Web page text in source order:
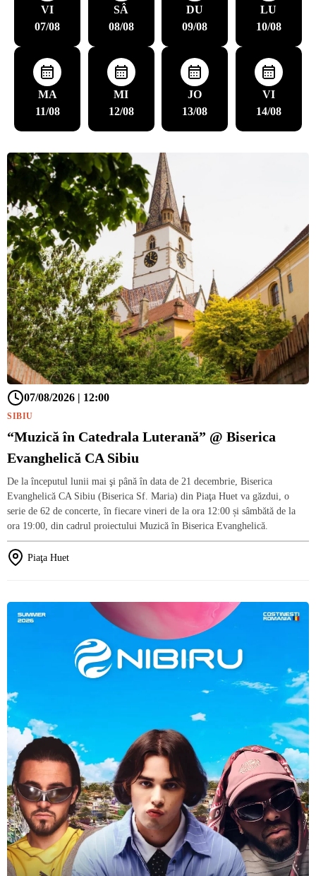
VI
07/08
SÂ
08/08
DU
09/08
LU
10/08
MA
11/08
MI
12/08
JO
13/08
VI
14/08
07/08/2026 | 12:00
SIBIU
“Muzică în Catedrala Luterană” @ Biserica
Evanghelică CA Sibiu
De la începutul lunii mai şi până în data de 21 decembrie, Biserica
Evanghelică CA Sibiu (Biserica Sf. Maria) din Piaţa Huet va găzdui, o
serie de 62 de concerte, în fiecare vineri de la ora 12:00 și sâmbătă de la
ora 19:00, din cadrul proiectului Muzică în Biserica Evanghelică.
Piaţa Huet